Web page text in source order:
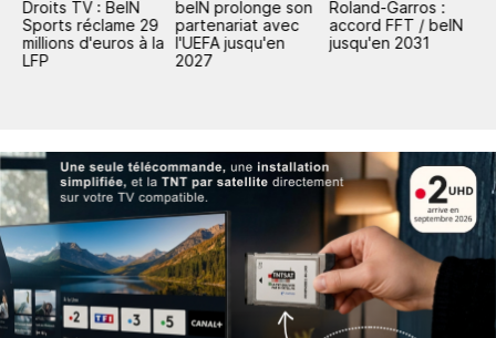
Droits TV : BeIN
Sports réclame 29
millions d'euros à la
LFP
beIN prolonge son
partenariat avec
l'UEFA jusqu'en
2027
Roland-Garros :
accord FFT / beIN
jusqu'en 2031